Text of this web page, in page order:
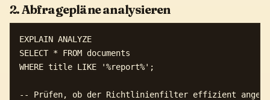
2. Abfragepläne analysieren
EXPLAIN ANALYZE
SELECT * FROM documents
WHERE title LIKE '%report%';